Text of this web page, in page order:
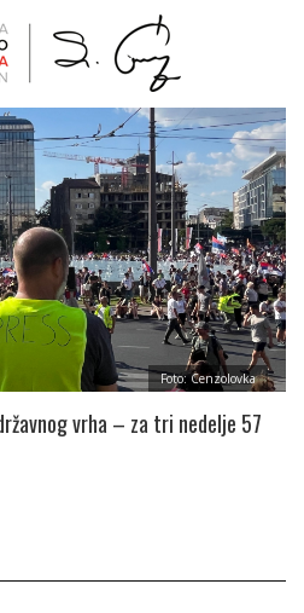
Foto: Cenzolovka
vrha – za tri nedelje 57